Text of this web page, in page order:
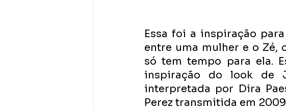
Essa foi a inspiração
entre uma mulher e o Zé,
só tem tempo para ela.
inspiração do look de
interpretada por Dira
Perez transmitida em